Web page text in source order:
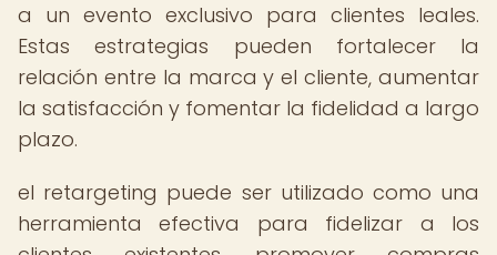
a un evento exclusivo para clientes leales.
Estas estrategias pueden fortalecer la
relación entre la marca y el cliente, aumentar
la satisfacción y fomentar la fidelidad a largo
plazo.
el retargeting puede ser utilizado como una
herramienta efectiva para fidelizar a los